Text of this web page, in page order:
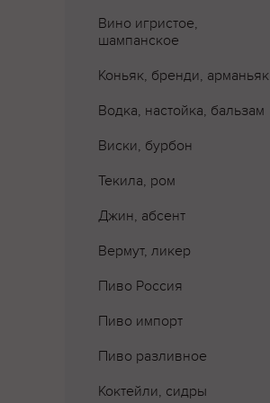
Вино игристое,
шампанское
Коньяк, бренди, арманьяк
Водка, настойка, бальзам
Виски, бурбон
Текила, ром
Джин, абсент
Вермут, ликер
Пиво Россия
Пиво импорт
Пиво разливное
Коктейли, сидры